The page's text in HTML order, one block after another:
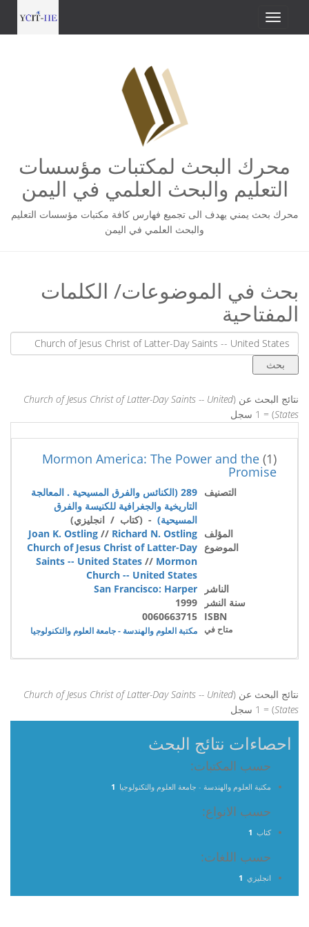
محرك البحث لمكتبات مؤسسات
التعليم والبحث العلمي في اليمن
محرك بحث يمني يهدف الى تجميع فهارس كافة مكتبات مؤسسات التعليم
والبحث العلمي في اليمن
بحث في الموضوعات/ الكلمات
المفتاحية
نتائج البحث عن (Church of Jesus Christ of Latter-Day Saints -- United
States) = 1 سجل
(1)
Mormon America: The Power and the
Promise
التصنيف
289 (الكنائس والفرق المسيحية . المعالجة
التاريخية والجغرافية للكنيسة والفرق
المسيحية) - (كتاب / انجليزي)
المؤلف
Joan K. Ostling // Richard N. Ostling
الموضوع Church of Jesus Christ of Latter-Day
Saints -- United States // Mormon
Church -- United States
الناشر
San Francisco: Harper
سنة النشر
1999
ISBN
0060663715
متاح في مكتبة العلوم والهندسة - جامعة العلوم والتكنولوجيا
نتائج البحث عن (Church of Jesus Christ of Latter-Day Saints -- United
States) = 1 سجل
احصاءات نتائج البحث
حسب المكتبات:
مكتبة العلوم والهندسة - جامعة العلوم والتكنولوجيا 1
حسب الانواع:
كتاب 1
حسب اللغات:
انجليزي 1